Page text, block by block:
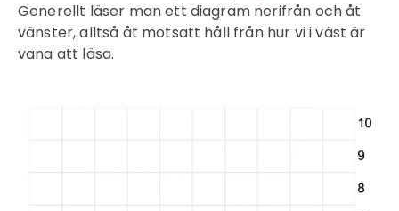
Generellt läser man ett diagram nerifrån och åt
vänster, alltså åt motsatt håll från hur vi i väst är
vana att läsa.